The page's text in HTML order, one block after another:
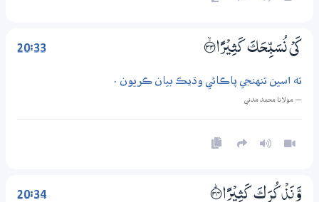
20:33 كَيْ نُسَبِّحَكَ كَثِيْرًا ؀ۙ33
ته اسين تنهنجي پاڪائي وڌيڪ بيان ڪريون .
— مولانا محمد مدني
20:34 وَّنَذْكُرَكَ كَثِيْرًا ؀ۭ34